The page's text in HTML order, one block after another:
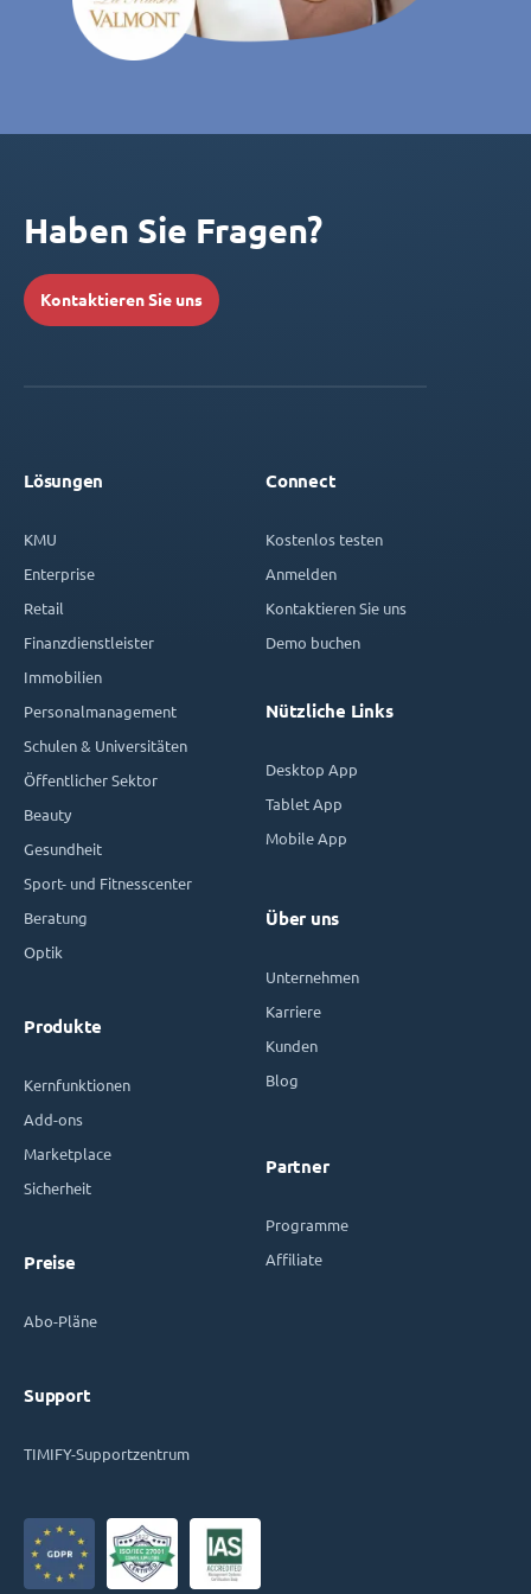
Haben Sie Fragen?
Kontaktieren Sie uns
Lösungen
KMU
Enterprise
Retail
Finanzdienstleister
Immobilien
Personalmanagement
Schulen & Universitäten
Öffentlicher Sektor
Beauty
Gesundheit
Sport- und Fitnesscenter
Beratung
Optik
Produkte
Kernfunktionen
Add-ons
Marketplace
Sicherheit
Preise
Abo-Pläne
Support
TIMIFY-Supportzentrum
Connect
Kostenlos testen
Anmelden
Kontaktieren Sie uns
Demo buchen
Nützliche Links
Desktop App
Tablet App
Mobile App
Über uns
Unternehmen
Karriere
Kunden
Blog
Partner
Programme
Affiliate